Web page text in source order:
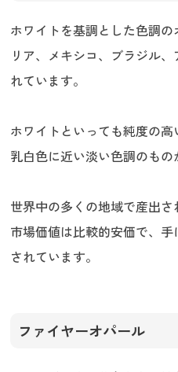
ホワイトを基調とした色調
リア、メキシコ、ブラジル
れています。
ホワイトといっても純度の高
乳白色に近い淡い色調のもの
世界中の多くの地域で産出
市場価値は比較的安価で、
されています。
ファイヤーオパール